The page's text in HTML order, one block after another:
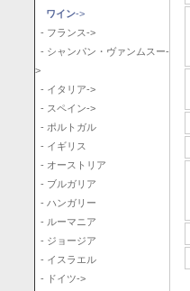
ワイン->
- フランス->
- シャンパン・ヴァンムスー-
>
- イタリア->
- スペイン->
- ポルトガル
- イギリス
- オーストリア
- ブルガリア
- ハンガリー
- ルーマニア
- ジョージア
- イスラエル
- ドイツ->